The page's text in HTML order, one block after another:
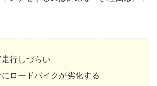
行しづらい
ロードバイクが劣化する